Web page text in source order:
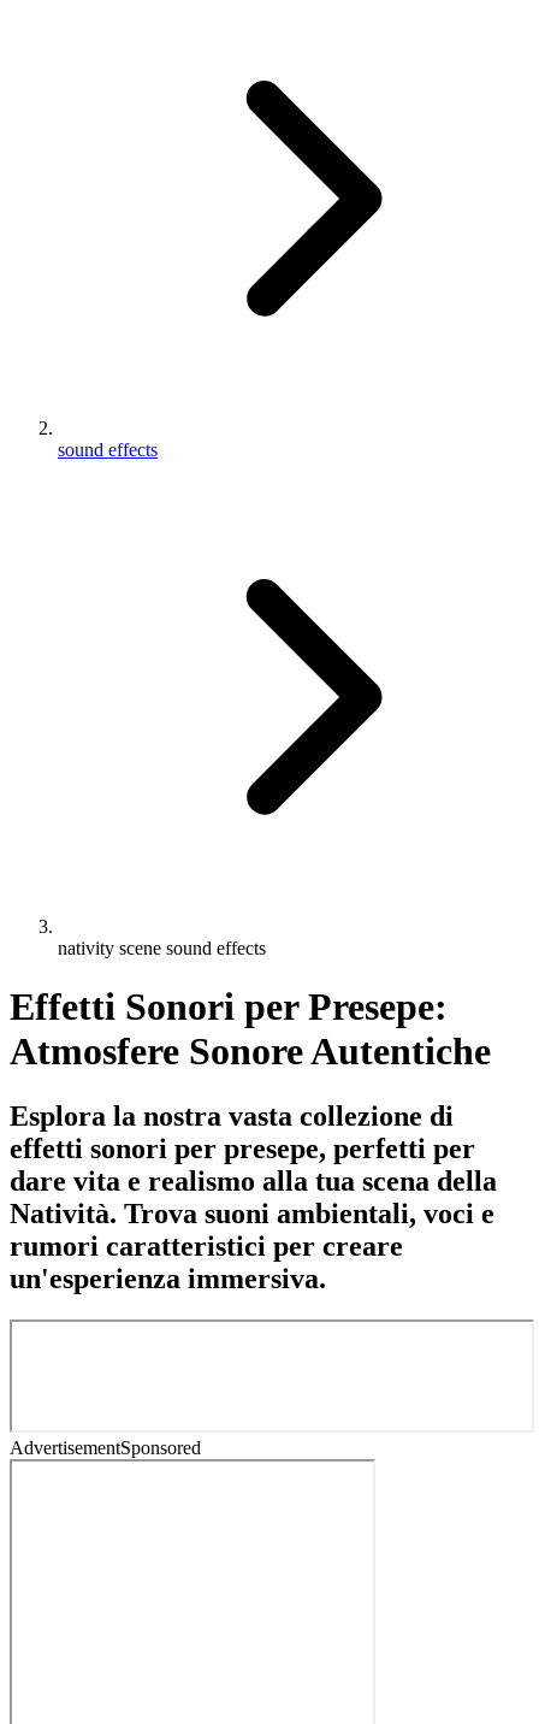
sound effects
nativity scene sound effects
Effetti Sonori per Presepe:
Atmosfere Sonore Autentiche
Esplora la nostra vasta collezione di
effetti sonori per presepe, perfetti per
dare vita e realismo alla tua scena della
Natività. Trova suoni ambientali, voci e
rumori caratteristici per creare
un'esperienza immersiva.
AdvertisementSponsored